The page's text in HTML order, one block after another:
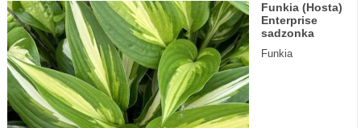
Funkia (Hosta)
Enterprise
sadzonka
Funkia